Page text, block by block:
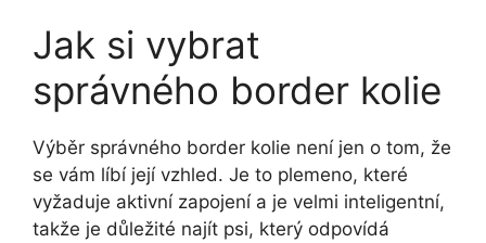
Jak si vybrat
správného border kolie
Výběr správného border kolie není jen o tom, že
se vám líbí její vzhled. Je to plemeno, které
vyžaduje aktivní zapojení a je velmi inteligentní,
takže je důležité najít psi, který odpovídá